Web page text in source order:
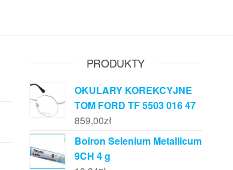
PRODUKTY
OKULARY KOREKCYJNE
TOM FORD TF 5503 016 47
859,00zł
Boiron Selenium Metallicum
9CH 4 g